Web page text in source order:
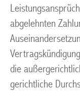
abgelehnten
die
gerichtliche